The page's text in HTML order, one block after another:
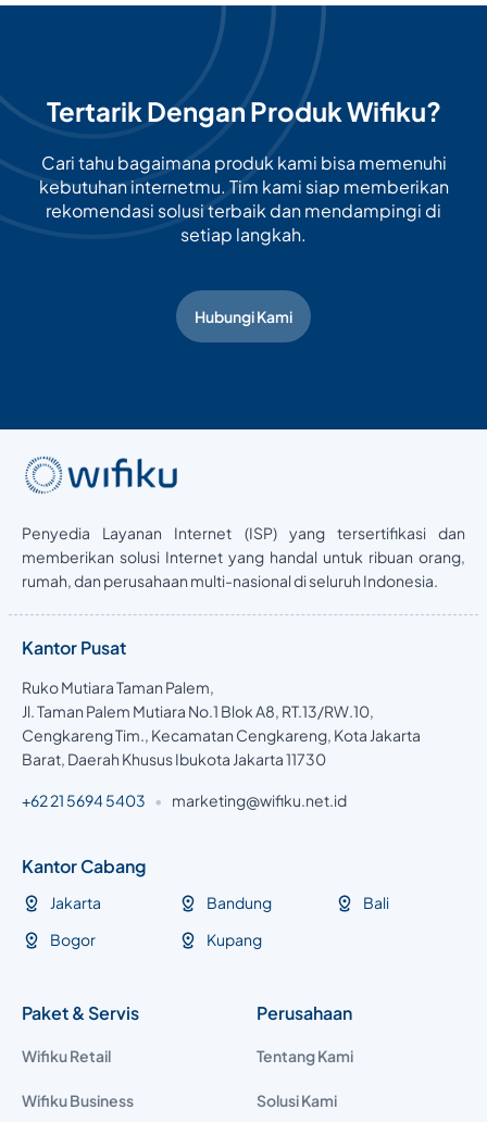
Tertarik Dengan Produk Wifiku?
Cari tahu bagaimana produk kami bisa memenuhi
kebutuhan internetmu. Tim kami siap memberikan
rekomendasi solusi terbaik dan mendampingi di
setiap langkah.
Hubungi Kami
Penyedia Layanan Internet (ISP) yang tersertifikasi dan
memberikan solusi Internet yang handal untuk ribuan orang,
rumah, dan perusahaan multi-nasional di seluruh Indonesia.
Kantor Pusat
Ruko Mutiara Taman Palem,
Jl. Taman Palem Mutiara No.1 Blok A8, RT.13/RW.10,
Cengkareng Tim., Kecamatan Cengkareng, Kota Jakarta
Barat, Daerah Khusus Ibukota Jakarta 11730
+62 21 5694 5403 • marketing@wifiku.net.id
Kantor Cabang
Jakarta
Bogor
Bandung
Kupang
Bali
Paket & Servis
Wifiku Retail
Wifiku Business
Perusahaan
Tentang Kami
Solusi Kami